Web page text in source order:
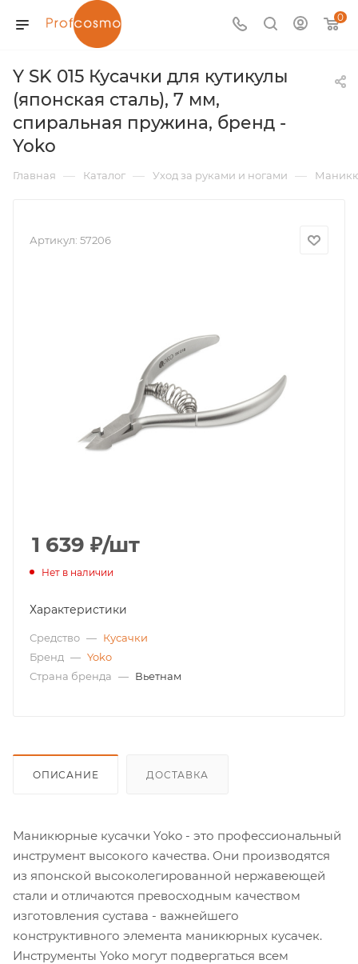
0
Y SK 015 Кусачки для кутикулы
(японская сталь), 7 мм,
спиральная пружина, бренд -
Yoko
Главная — Каталог — Уход за руками и ногами —
Артикул: 57206
1 639 ₽/шт
Нет в наличии
Характеристики
Средство — Кусачки
Бренд — Yoko
Страна бренда — Вьетнам
ОПИСАНИЕ ДОСТАВКА
Маникюрные кусачки Yoko - это профессиональный
инструмент высокого качества. Они производятся
из японской высоколегированной нержавеющей
стали и отличаются превосходным качеством
изготовления сустава - важнейшего
конструктивного элемента маникюрных кусачек.
Инструменты Yoko могут подвергаться всем